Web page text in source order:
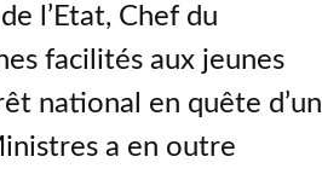
l’Etat, Chef du
facilités aux jeunes
national en quête d’un
a en outre